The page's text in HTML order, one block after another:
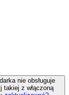
nie obsługuje
takiej z włączoną